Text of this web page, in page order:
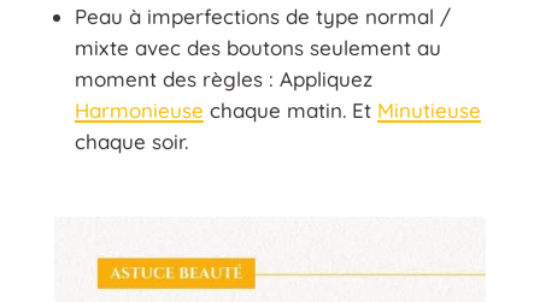
Peau à imperfections de type normal /
mixte avec des boutons seulement au
moment des règles : Appliquez
Harmonieuse chaque matin. Et Minutieuse
chaque soir.